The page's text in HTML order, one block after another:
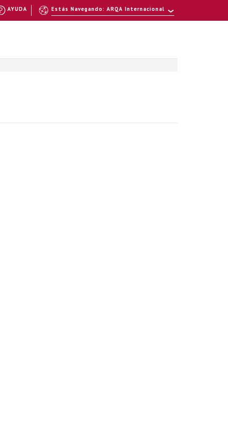
Estás Navegando: ARQA Internacional
AYUDA